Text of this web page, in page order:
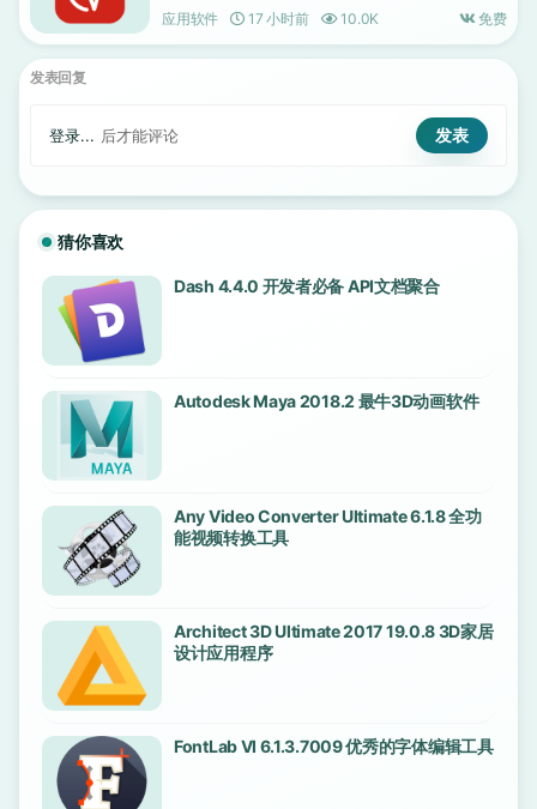
应用软件 17 小时前 10.0K 免费
发表回复
登录... 后才能评论
猜你喜欢
Dash 4.4.0 开发者必备 API文档聚合
Autodesk Maya 2018.2 最牛3D动画软件
Any Video Converter Ultimate 6.1.8 全功
能视频转换工具
Architect 3D Ultimate 2017 19.0.8 3D家居
设计应用程序
FontLab VI 6.1.3.7009 优秀的字体编辑工具